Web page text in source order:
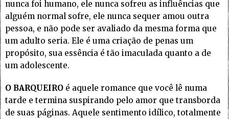
nunca foi humano, ele nunca sofreu as influências que
alguém normal sofre, ele nunca sequer amou outra
pessoa, e não pode ser avaliado da mesma forma que
um adulto seria. Ele é uma criação de penas um
propósito, sua essência é tão imaculada quanto a de
um adolescente.
O BARQUEIRO é aquele romance que você lê numa
tarde e termina suspirando pelo amor que transborda
de suas páginas. Aquele sentimento idílico, totalmente